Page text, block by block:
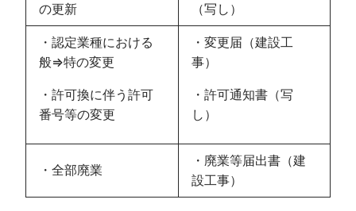
の更新
（写し）
・認定業種における
般⇒特の変更
・許可換に伴う許可
番号等の変更
・変更届（建設工
事）
・許可通知書（写
し）
・全部廃業
・廃業等届出書（建
設工事）